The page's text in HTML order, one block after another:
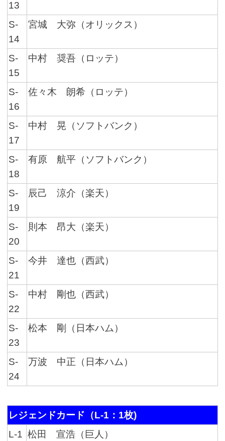
13
S-
14
宮城 大弥（オリックス）
S-
15
中村 奨吾（ロッテ）
S-
16
佐々木 朗希（ロッテ）
S-
17
中村 晃（ソフトバンク）
S-
18
有原 航平（ソフトバンク）
S-
19
辰己 涼介（楽天）
S-
20
則本 昂大（楽天）
S-
21
今井 達也（西武）
S-
22
中村 剛也（西武）
S-
23
松本 剛（日本ハム）
S-
24
万波 中正（日本ハム）
レジェンドカード（L-1：1枚)
L-1 松田 宣浩（巨人）